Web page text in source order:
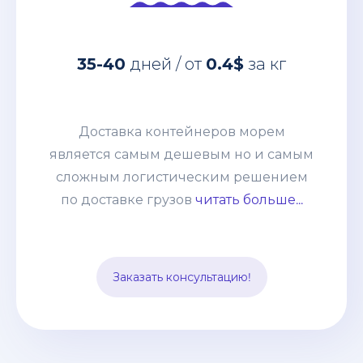
35-40 дней / от 0.4$ за кг
Доставка контейнеров морем
является самым дешевым но и самым
сложным логистическим решением
по доставке грузов читать больше...
Заказать консультацию!
является самым дешевым но и самым
сотрудничая с нашей компанией, Вы
получаете окончательную и
неизменную статью расходов, к тому-
же Вам не нужно быть участником
себя.